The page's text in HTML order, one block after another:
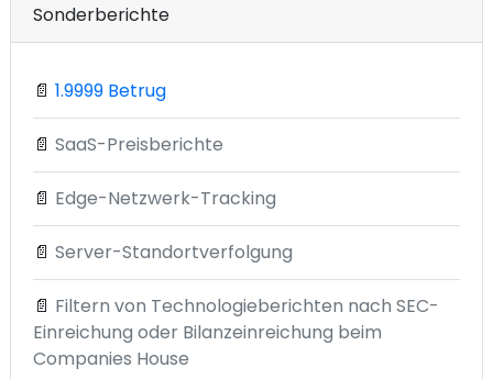
Sonderberichte
📄 1.9999 Betrug
📄 SaaS-Preisberichte
📄 Edge-Netzwerk-Tracking
📄 Server-Standortverfolgung
📄 Filtern von Technologieberichten nach SEC-
Einreichung oder Bilanzeinreichung beim
Companies House